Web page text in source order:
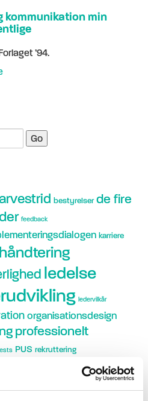
min
’94.
bestyrelser de fire
feedback
karriere
ledelse
ledervilkår
organisationsdesign
professionelt
PUS rekruttering
sundhedsvæsen
teamudviklingtrivsel